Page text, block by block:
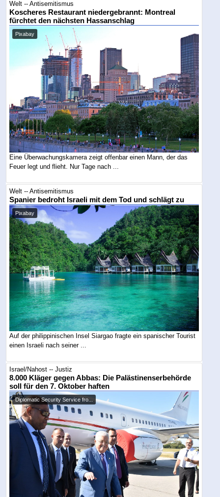
Welt -- Antisemitismus
Koscheres Restaurant niedergebrannt: Montreal
fürchtet den nächsten Hassanschlag
Pixabay
Eine Überwachungskamera zeigt offenbar einen Mann, der das
Feuer legt und flieht. Nur Tage nach ...
Welt -- Antisemitismus
Spanier bedroht Israeli mit dem Tod und schlägt zu
Pixabay
Auf der philippinischen Insel Siargao fragte ein spanischer Tourist
einen Israeli nach seiner ...
Israel/Nahost -- Justiz
8.000 Kläger gegen Abbas: Die Palästinenserbehörde
soll für den 7. Oktober haften
Diplomatic Security Service fro...